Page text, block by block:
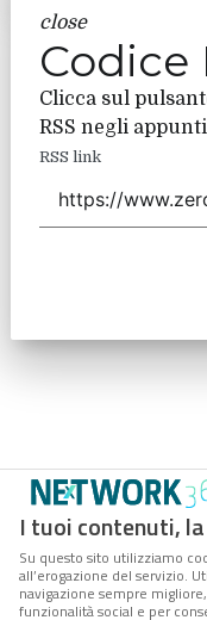
I tuoi contenuti,
Su questo sito utilizziamo
all’erogazione del servizio.
navigazione sempre
funzionalità social e per
close
Codice
Clicca sul
RSS negli
RSS link